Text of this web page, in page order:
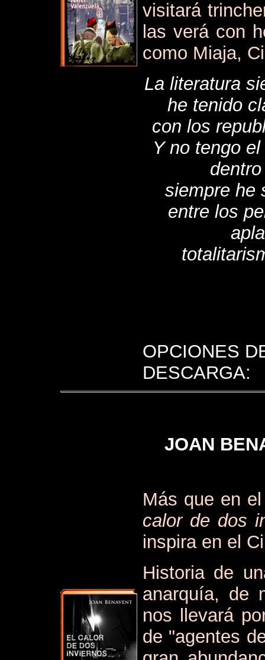
visitará
las verá con
como Miaja,
La literatura
he tenido
con los
Y no tengo
siempre he
entre los
OPCIONES
DESCARGA:
JOAN
Más que en
calor de dos
inspira en el
Historia de
anarquía, de
nos llevará
de "agentes